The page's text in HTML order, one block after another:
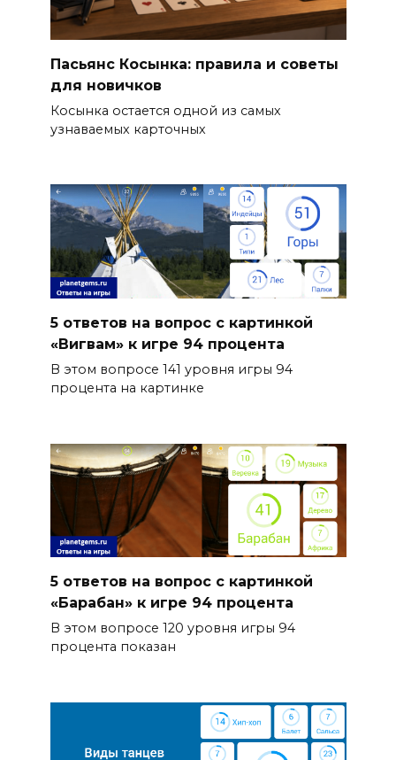
Пасьянс Косынка: правила и советы
для новичков
Косынка остается одной из самых
узнаваемых карточных
5 ответов на вопрос с картинкой
«Вигвам» к игре 94 процента
В этом вопросе 141 уровня игры 94
процента на картинке
5 ответов на вопрос с картинкой
«Барабан» к игре 94 процента
В этом вопросе 120 уровня игры 94
процента показан